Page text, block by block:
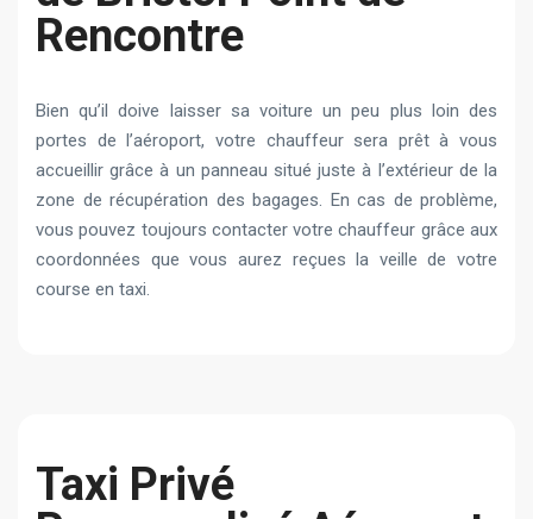
Rencontre
Bien qu’il doive laisser sa voiture un peu plus loin des
portes de l’aéroport, votre chauffeur sera prêt à vous
accueillir grâce à un panneau situé juste à l’extérieur de la
zone de récupération des bagages. En cas de problème,
vous pouvez toujours contacter votre chauffeur grâce aux
coordonnées que vous aurez reçues la veille de votre
course en taxi.
Taxi Privé